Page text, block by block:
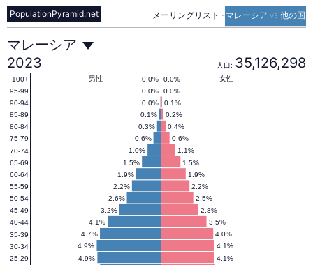
メーリングリスト - マレーシア vs 他の国
PopulationPyramid.net
マ
レ
ー
シ
ア
の
マレーシア
2023
人口: 35,126,298
4.1%
4.9%
4.1%
4.9%
4.0%
4.7%
3.5%
4.1%
2.8%
3.2%
2.5%
2.6%
2.2%
2.2%
1.9%
1.9%
1.5%
1.5%
1.1%
1.0%
0.6%
0.6%
0.4%
0.3%
0.2%
0.1%
0.1%
0.0%
0.0%
0.0%
0.0%
0.0% 女性
男性
25-29
30-34
35-39
40-44
45-49
50-54
55-59
60-64
65-69
70-74
75-79
80-84
85-89
90-94
95-99
100+